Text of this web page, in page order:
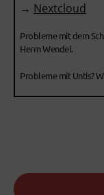
→ Nextcloud
Probleme mit dem
Herrn Wendel.
Probleme mit Untis?